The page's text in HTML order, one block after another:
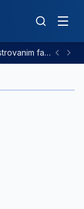
ZDK odobrio 2,38 miliona KM podrške registrovanim farmama goveda